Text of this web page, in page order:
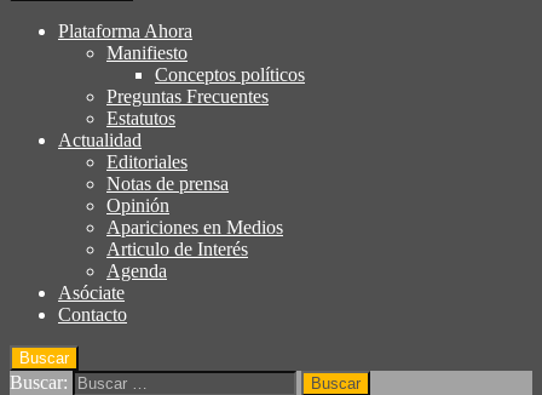
Plataforma Ahora
socialdemocracia, regeneración,
ciudadanía, laicismo, europeísmo
Plataforma Ahora
Manifiesto
Conceptos políticos
Preguntas Frecuentes
Estatutos
Actualidad
Editoriales
Notas de prensa
Opinión
Apariciones en Medios
Articulo de Interés
Agenda
Asóciate
Contacto
Buscar
Buscar: